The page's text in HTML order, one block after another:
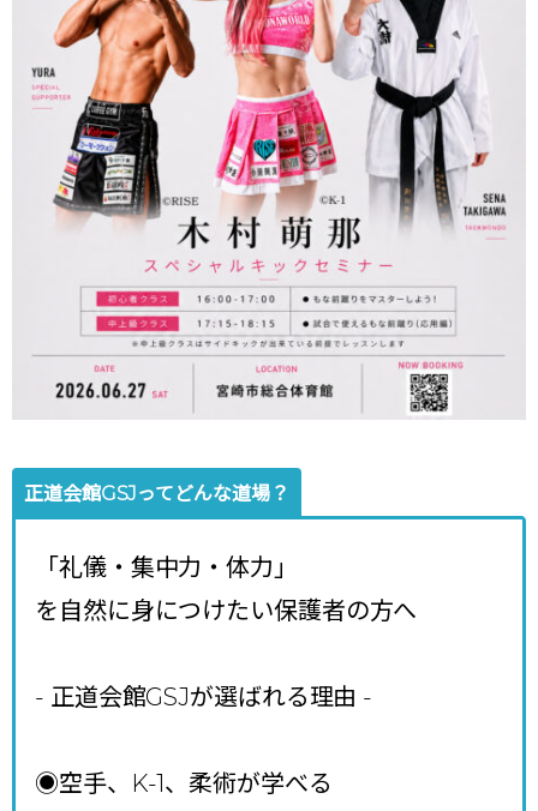
正道会館GSJってどんな道場？
「礼儀・集中力・体力」
を自然に身につけたい保護者の方へ
- 正道会館GSJが選ばれる理由 -
◉空手、K-1、柔術が学べる